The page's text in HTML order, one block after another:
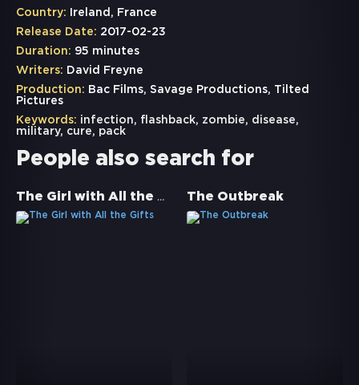
Country: Ireland, France
Release Date: 2017-02-23
Duration: 95 minutes
Writers: David Freyne
Production: Bac Films, Savage Productions, Tilted
Pictures
Keywords:
infection, flashback, zombie, disease,
military, cure, pack
People also search for
The Girl with All the Gifts The Outbreak